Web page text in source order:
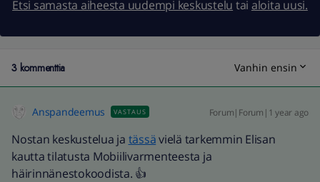
Etsi samasta aiheesta uudempi keskustelu tai aloita uusi.
3 kommenttia Vanhin ensin
Anspandeemus VASTAUS Forum|Forum|1 year ago
Nostan keskustelua ja tässävielä tarkemmin Elisan
kautta tilatusta Mobiilivarmenteesta ja
häirinnänestokoodista. 👍